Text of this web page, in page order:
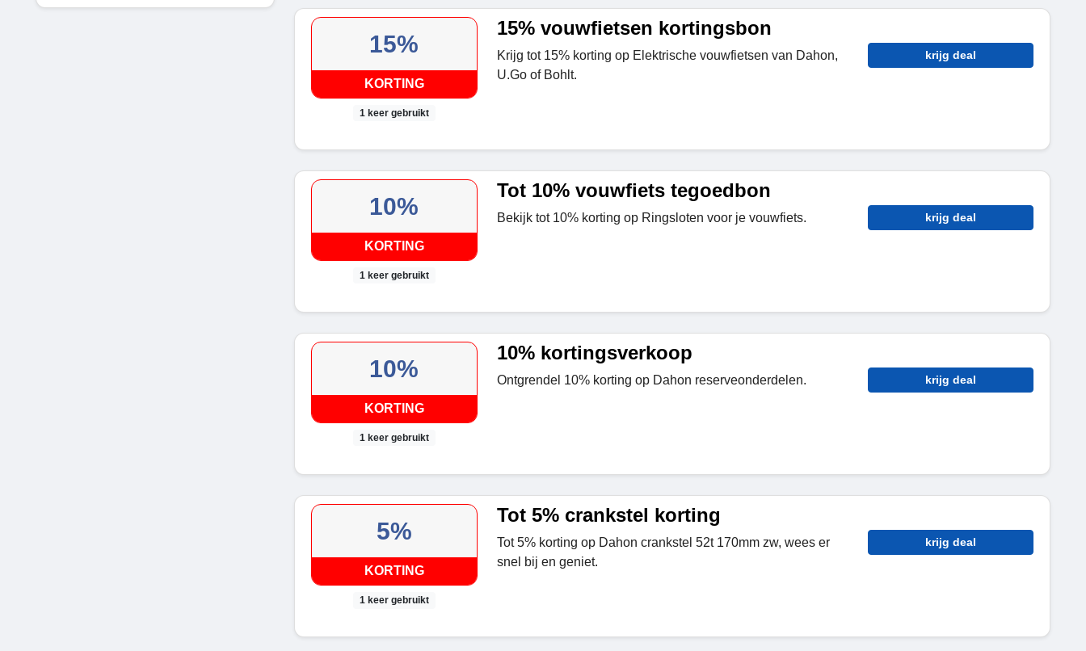
15%
KORTING
1 keer gebruikt
15% vouwfietsen kortingsbon
Krijg tot 15% korting op Elektrische vouwfietsen van Dahon,
U.Go of Bohlt.
krijg deal
10%
KORTING
1 keer gebruikt
Tot 10% vouwfiets tegoedbon
Bekijk tot 10% korting op Ringsloten voor je vouwfiets. krijg deal
10%
KORTING
1 keer gebruikt
10% kortingsverkoop
Ontgrendel 10% korting op Dahon reserveonderdelen. krijg deal
5%
KORTING
1 keer gebruikt
Tot 5% crankstel korting
Tot 5% korting op Dahon crankstel 52t 170mm zw, wees er
snel bij en geniet.
krijg deal